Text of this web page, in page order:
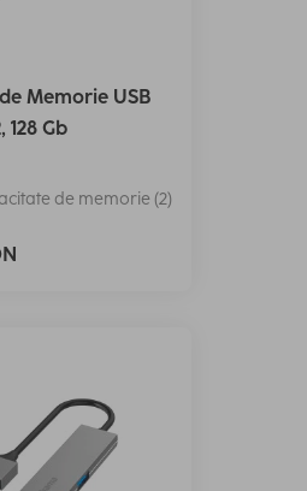
Memorie USB
128 Gb
de memorie (2)